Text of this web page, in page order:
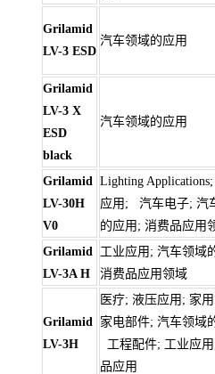
Grilamid
LV-3 ESD
汽车领域的应用
Grilamid
LV-3 X
ESD
black
汽车领域的应用
Grilamid
LV-30H
V0
Lighting
应用; 汽车电子; 汽
的应用; 消费品应用
Grilamid
LV-3A H
工业应用; 汽车领域
消费品应用领域
Grilamid
LV-3H
医疗; 液压应用; 家
家电部件; 汽车领域
工程配件; 工业应
品应用